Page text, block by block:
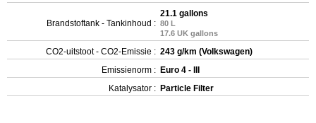
Brandstoftank - Tankinhoud :
21.1 gallons
80 L
17.6 UK gallons
CO2-uitstoot - CO2-Emissie : 243 g/km (Volkswagen)
Emissienorm : Euro 4 - III
Katalysator : Particle Filter